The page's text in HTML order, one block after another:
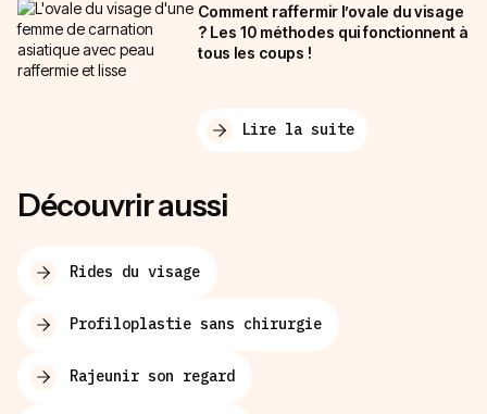
Comment raffermir l’ovale du visage
? Les 10 méthodes qui fonctionnent à
tous les coups !
Lire la suite
Découvrir aussi
Rides du visage
Profiloplastie sans chirurgie
Rajeunir son regard